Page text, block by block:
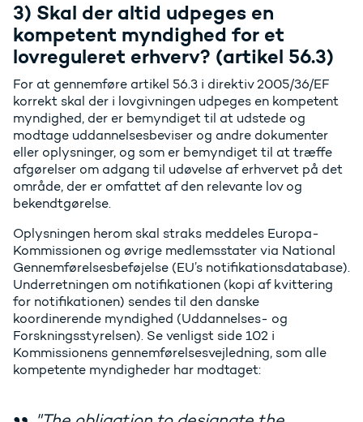
3) Skal der altid udpeges en
kompetent myndighed for et
lovreguleret erhverv? (artikel 56.3)
For at gennemføre artikel 56.3 i direktiv 2005/36/EF
korrekt skal der i lovgivningen udpeges en kompetent
myndighed, der er bemyndiget til at udstede og
modtage uddannelsesbeviser og andre dokumenter
eller oplysninger, og som er bemyndiget til at træffe
afgørelser om adgang til udøvelse af erhvervet på det
område, der er omfattet af den relevante lov og
bekendtgørelse.
Oplysningen herom skal straks meddeles Europa-
Kommissionen og øvrige medlemsstater via National
Gennemførelsesbeføjelse (EU’s notifikationsdatabase).
Underretningen om notifikationen (kopi af kvittering
for notifikationen) sendes til den danske
koordinerende myndighed (Uddannelses- og
Forskningsstyrelsen). Se venligst side 102 i
Kommissionens gennemførelsesvejledning, som alle
kompetente myndigheder har modtaget: